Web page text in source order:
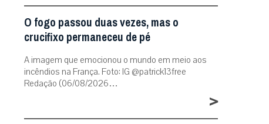
O fogo passou duas vezes, mas o
crucifixo permaneceu de pé
A imagem que emocionou o mundo em meio aos
incêndios na França. Foto: IG @patrick13free
Redação (06/08/2026…
>